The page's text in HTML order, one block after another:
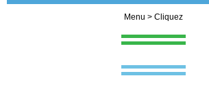
Menu > Cliquez